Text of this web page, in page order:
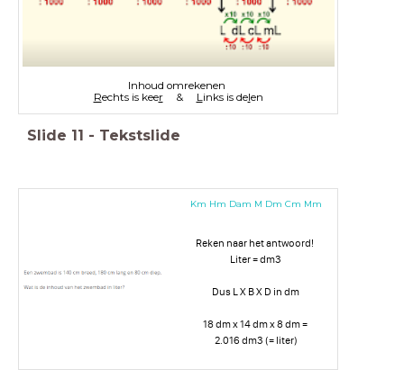
Inhoud omrekenen
Rechts is keer& Links is delen
Slide 11 - Tekstslide
Km Hm Dam M Dm Cm Mm
Reken naar het antwoord!
Liter = dm3
Dus L X B X D in dm
18 dm x 14 dm x 8 dm =
2.016 dm3 (= liter)